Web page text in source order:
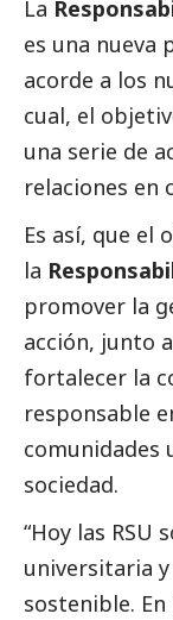
La
es una nueva
acorde a los
cual, el
una serie de
relaciones en
Es así, que el
la
promover la
acción, junto
fortalecer la
responsable
comunidades
sociedad.
“Hoy las RSU
universitaria
sostenible.